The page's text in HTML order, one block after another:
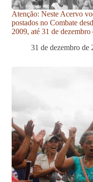
Atenção: Neste Acervo
postados no Combate
2009, até 31 de dezembro
31 de dezembro de